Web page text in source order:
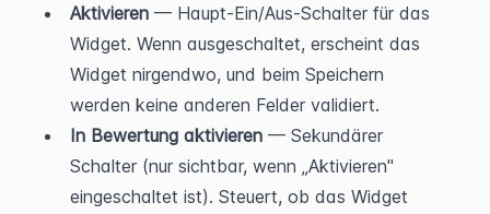
Aktivieren — Haupt-Ein/Aus-Schalter für das
Widget. Wenn ausgeschaltet, erscheint das
Widget nirgendwo, und beim Speichern
werden keine anderen Felder validiert.
In Bewertung aktivieren — Sekundärer
Schalter (nur sichtbar, wenn „Aktivieren"
eingeschaltet ist). Steuert, ob das Widget